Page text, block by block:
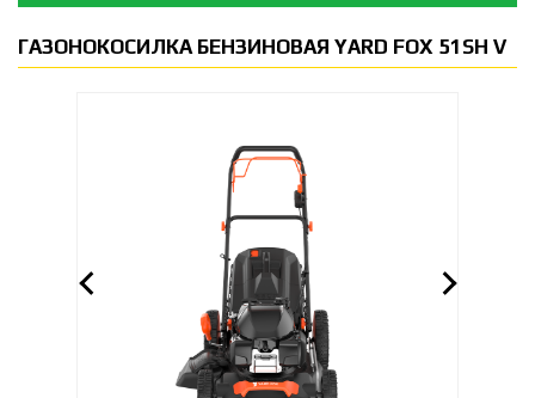
ГАЗОНОКОСИЛКА БЕНЗИНОВАЯ YARD FOX 51SH V